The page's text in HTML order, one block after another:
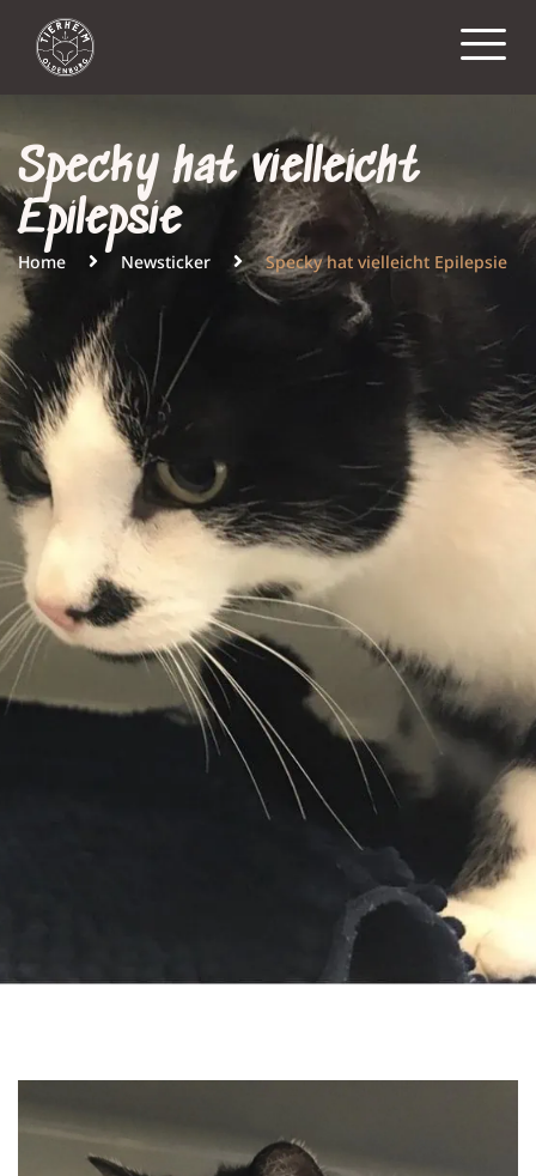
Specky hat vielleicht
Epilepsie
Home Newsticker Specky hat vielleicht Epilepsie